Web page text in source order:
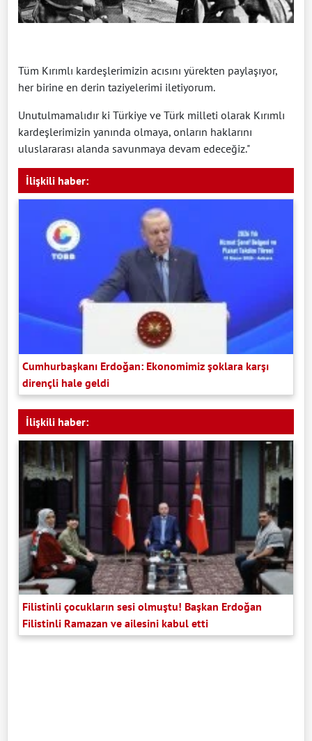
Tüm Kırımlı kardeşlerimizin acısını yürekten paylaşıyor,
her birine en derin taziyelerimi iletiyorum.
Unutulmamalıdır ki Türkiye ve Türk milleti olarak Kırımlı
kardeşlerimizin yanında olmaya, onların haklarını
uluslararası alanda savunmaya devam edeceğiz."
İlişkili haber:
Cumhurbaşkanı Erdoğan: Ekonomimiz şoklara karşı
dirençli hale geldi
İlişkili haber:
Filistinli çocukların sesi olmuştu! Başkan Erdoğan
Filistinli Ramazan ve ailesini kabul etti